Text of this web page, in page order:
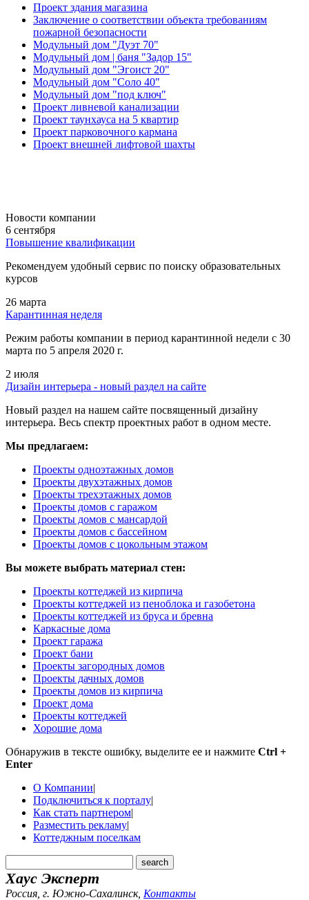
Проект здания магазина
Заключение о соответствии объекта требованиям
пожарной безопасности
Модульный дом "Дуэт 70"
Модульный дом | баня "Задор 15"
Модульный дом "Эгоист 20"
Модульный дом "Соло 40"
Модульный дом "под ключ"
Проект ливневой канализации
Проект таунхауса на 5 квартир
Проект парковочного кармана
Проект внешней лифтовой шахты
Новости компании
6 сентября
Повышение квалификации
Рекомендуем удобный сервис по поиску образовательных
курсов
26 марта
Карантинная неделя
Режим работы компании в период карантинной недели c 30
марта по 5 апреля 2020 г.
2 июля
Дизайн интерьера - новый раздел на сайте
Новый раздел на нашем сайте посвященный дизайну
интерьера. Весь спектр проектных работ в одном месте.
Мы предлагаем:
Проекты одноэтажных домов
Проекты двухэтажных домов
Проекты трехэтажных домов
Проекты домов с гаражом
Проекты домов с мансардой
Проекты домов с бассейном
Проекты домов с цокольным этажом
Вы можете выбрать материал стен:
Проекты коттеджей из кирпича
Проекты коттеджей из пеноблока и газобетона
Проекты коттеджей из бруса и бревна
Каркасные дома
Проект гаража
Проект бани
Проекты загородных домов
Проекты дачных домов
Проекты домов из кирпича
Проект дома
Проекты коттеджей
Хорошие дома
Обнаружив в тексте ошибку, выделите ее и нажмите Ctrl +
Enter
О Компании|
Подключиться к порталу|
Как стать партнером|
Разместить рекламу|
Коттеджным поселкам
Хаус Эксперт
Россия, г. Южно-Сахалинск, Контакты